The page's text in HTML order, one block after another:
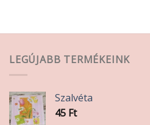
változatok
a
ki
LEGÚJABB TERMÉKEINK
Szalvéta
45 Ft